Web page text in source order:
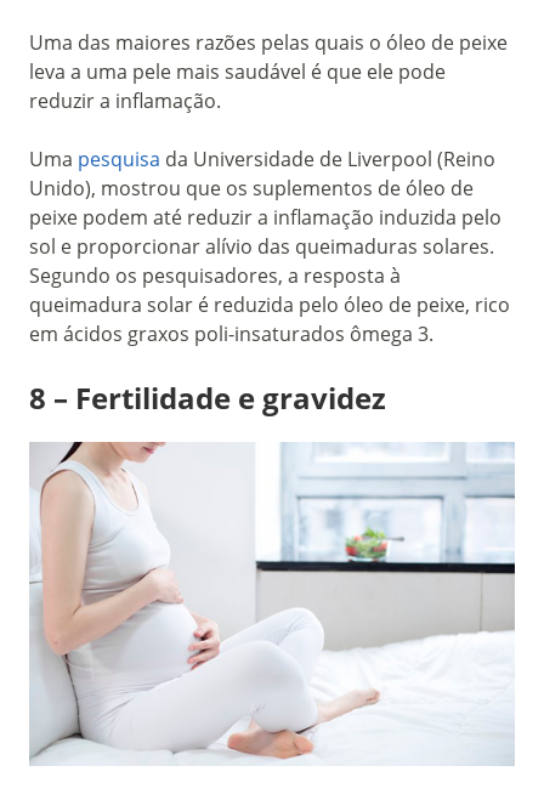
Uma das maiores razões pelas quais o óleo de peixe
leva a uma pele mais saudável é que ele pode
reduzir a inflamação.
Uma pesquisa da Universidade de Liverpool (Reino
Unido), mostrou que os suplementos de óleo de
peixe podem até reduzir a inflamação induzida pelo
sol e proporcionar alívio das queimaduras solares.
Segundo os pesquisadores, a resposta à
queimadura solar é reduzida pelo óleo de peixe, rico
em ácidos graxos poli-insaturados ômega 3.
8 – Fertilidade e gravidez